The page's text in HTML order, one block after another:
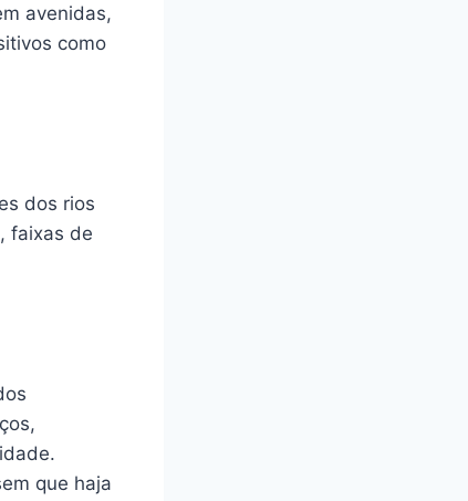
avenidas,
como
dos rios
faixas de
que haja